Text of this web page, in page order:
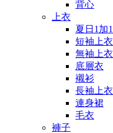
背心
上衣
夏日1加1
短袖上衣
無袖上衣
底層衣
襯衫
長袖上衣
連身裙
毛衣
褲子